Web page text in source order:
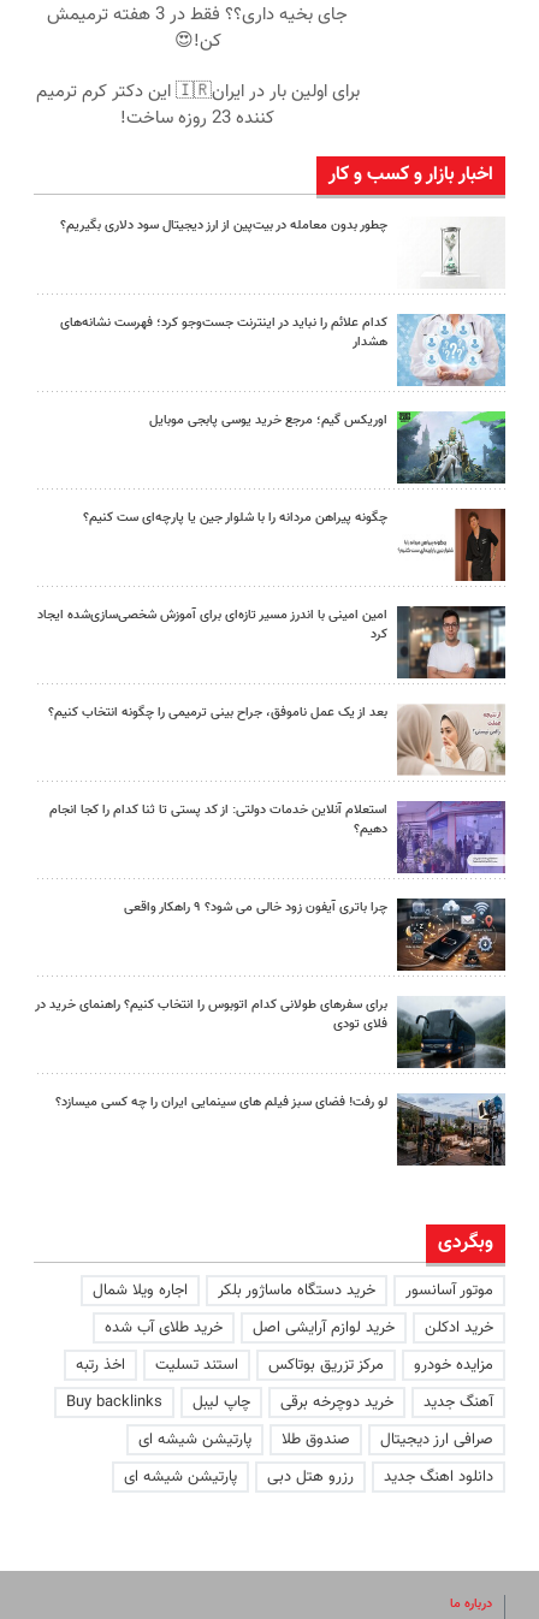
جای بخیه داری؟؟ فقط در 3 هفته ترمیمش
کن!😍
برای اولین بار در ایران🇮🇷 این دکتر کرم ترمیم
کننده 23 روزه ساخت!
اخبار بازار و کسب و کار
چطور بدون معامله در بیت‌پین از ارز دیجیتال سود دلاری بگیریم؟
کدام علائم را نباید در اینترنت جست‌وجو کرد؛ فهرست نشانه‌های
هشدار
اوریکس گیم؛ مرجع خرید یوسی پابجی موبایل
چگونه پیراهن مردانه را با شلوار جین یا پارچه‌ای ست کنیم؟
امین امینی با اندرز مسیر تازه‌ای برای آموزش شخصی‌سازی‌شده ایجاد
کرد
بعد از یک عمل ناموفق، جراح بینی ترمیمی را چگونه انتخاب کنیم؟
استعلام آنلاین خدمات دولتی: از کد پستی تا ثنا کدام را کجا انجام
دهیم؟
چرا باتری آیفون زود خالی می شود؟ ۹ راهکار واقعی
برای سفرهای طولانی کدام اتوبوس را انتخاب کنیم؟ راهنمای خرید در
فلای تودی
لو رفت! فضای سبز فیلم های سینمایی ایران را چه کسی میسازد؟
وبگردی
موتور آسانسور خرید دستگاه ماساژور بلکر
اجاره ویلا شمال
خرید ادکلن
خرید لوازم آرایشی اصل
خرید طلای آب شده
مزایده خودرو
مرکز تزریق بوتاکس استند تسلیت
اخذ رتبه
آهنگ جدید
خرید دوچرخه برقی چاپ لیبل
Buy backlinks
صرافی ارز دیجیتال
صندوق طلا
پارتیشن شیشه ای
دانلود اهنگ جدید
رزرو هتل دبی پارتیشن شیشه ای
درباره ما